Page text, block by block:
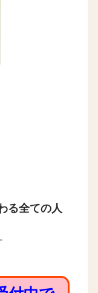
る全ての人